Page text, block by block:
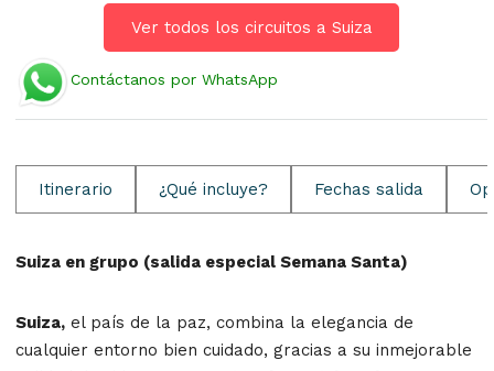
Ver todos los circuitos a Suiza
Contáctanos por WhatsApp
Itinerario ¿Qué incluye? Fechas salida
Suiza en grupo (salida especial Semana Santa)
Suiza, el país de la paz, combina la elegancia de
cualquier entorno bien cuidado, gracias a su inmejorable